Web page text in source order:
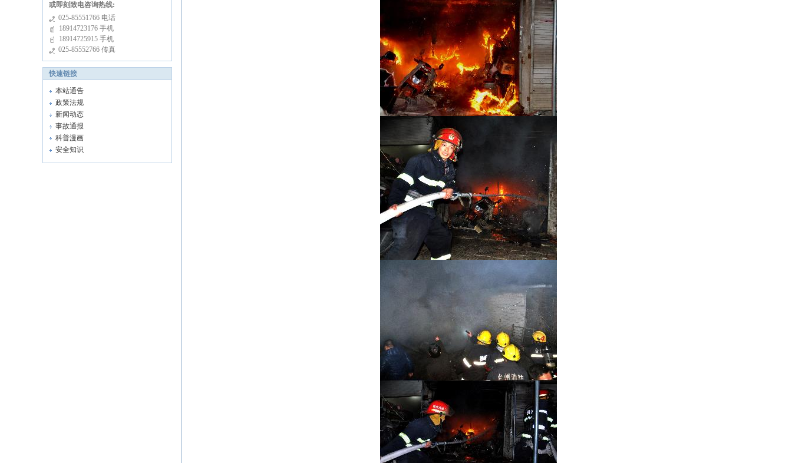
或即刻致电咨询热线:
025-85551766 电话
18914723176 手机
18914725915 手机
025-85552766 传真
快速链接
本站通告
政策法规
新闻动态
事故通报
科普漫画
安全知识